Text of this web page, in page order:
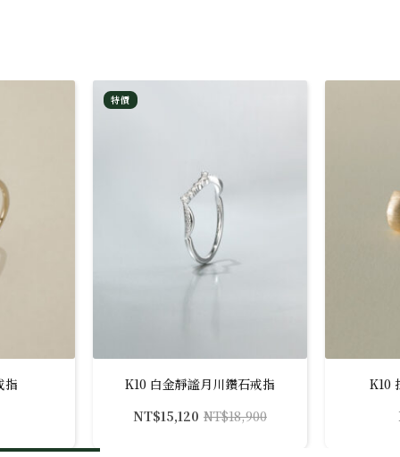
指
特價
K10 白金靜謐月川鑽石戒指
NT$18,900
原
NT$15,120 目
K10